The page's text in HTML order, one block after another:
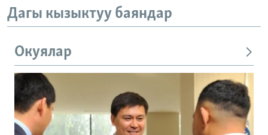
Дагы кызыктуу баяндар
Окуялар